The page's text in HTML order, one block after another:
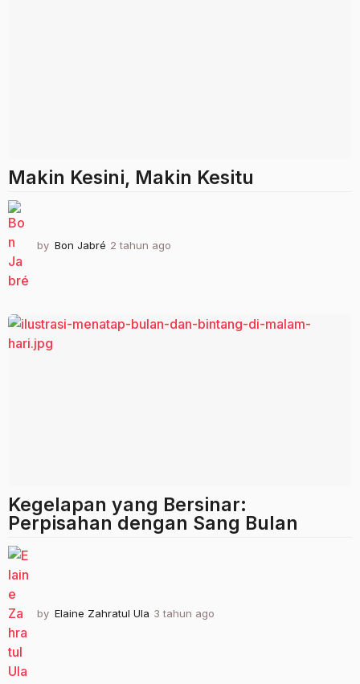
Makin Kesini, Makin Kesitu
by Bon Jabré 2 tahun ago
n
Kegelapan yang Bersinar:
Perpisahan dengan Sang Bulan
by Elaine Zahratul Ula 3 tahun ago